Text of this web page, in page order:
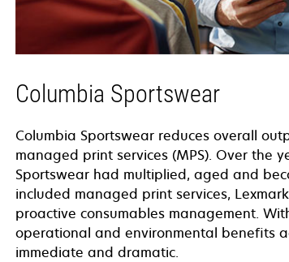
Columbia Sportswear
Columbia Sportswear reduces overall
managed print services (MPS). Over the
Sportswear had multiplied, aged and
included managed print services,
proactive consumables management.
operational and environmental benefits
immediate and dramatic.